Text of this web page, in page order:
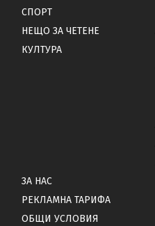
СПОРТ
НЕЩО ЗА ЧЕТЕНЕ
КУЛТУРА
ЗА НАС
РЕКЛАМНА ТАРИФА
ОБЩИ УСЛОВИЯ